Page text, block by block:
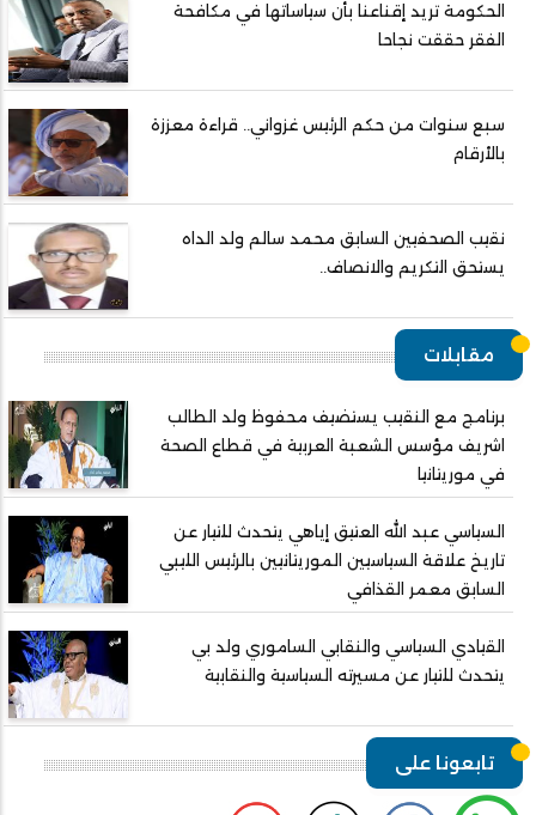
الحكومة تريد إقناعنا بأن سياساتها في مكافحة
الفقر حققت نجاحا
سبع سنوات من حكم الرئيس غزواني.. قراءة معززة
بالأرقام
نقيب الصحفيين السابق محمد سالم ولد الداه
يستحق التكريم والانصاف..
مقابلات
برنامج مع النقيب يستضيف محفوظ ولد الطالب
اشريف مؤسس الشعبة العربية في قطاع الصحة
في موريتانيا
السياسي عبد الله العتيق إياهي يتحدث للتيار عن
تاريخ علاقة السياسيين الموريتانيين بالرئيس الليبي
السابق معمر القذافي
القيادي السياسي والنقابي الساموري ولد بي
يتحدث للتيار عن مسيرته السياسية والنقابية
تابعونا على